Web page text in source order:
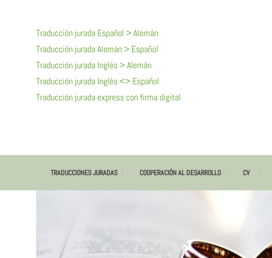
Traducción jurada Español > Alemán
Traducción jurada Alemán > Español
Traducción jurada Inglés > Alemán
Traducción jurada Inglés <> Español
Traducción jurada express con firma digital
TRADUCCIONES JURADAS COOPERACIÓN AL DESARROLLO CV